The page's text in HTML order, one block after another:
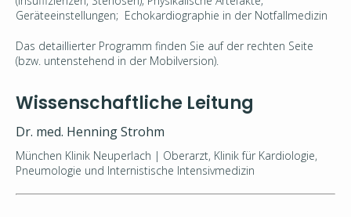
Geräteeinstellungen; Echokardiographie in der Notfallmedizin
Das detaillierter Programm finden Sie auf der rechten Seite
(bzw. untenstehend in der Mobilversion).
Wissenschaftliche Leitung
Dr. med. Henning Strohm
München Klinik Neuperlach | Oberarzt, Klinik für Kardiologie,
Pneumologie und Internistische Intensivmedizin